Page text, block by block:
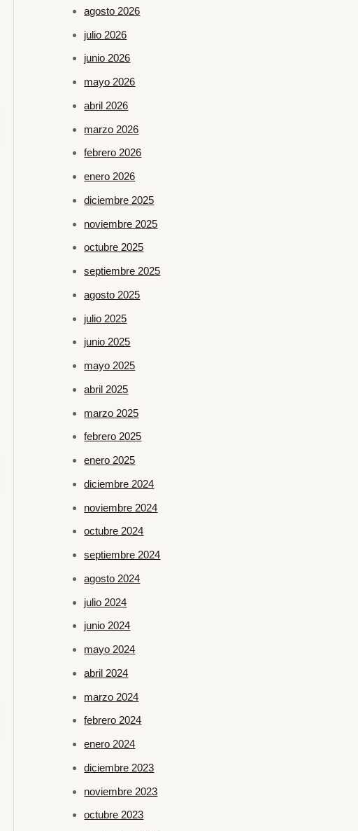
agosto 2026
julio 2026
junio 2026
mayo 2026
abril 2026
marzo 2026
febrero 2026
enero 2026
diciembre 2025
noviembre 2025
octubre 2025
septiembre 2025
agosto 2025
julio 2025
junio 2025
mayo 2025
abril 2025
marzo 2025
febrero 2025
enero 2025
diciembre 2024
noviembre 2024
octubre 2024
septiembre 2024
agosto 2024
julio 2024
junio 2024
mayo 2024
abril 2024
marzo 2024
febrero 2024
enero 2024
diciembre 2023
noviembre 2023
octubre 2023